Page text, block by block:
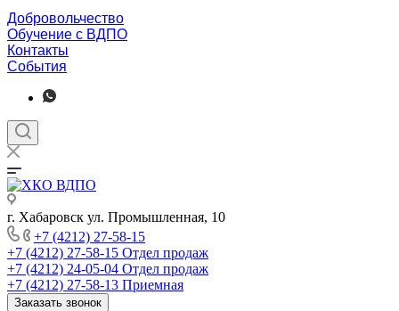
Добровольчество
Обучение с ВДПО
Контакты
События
г. Хабаровск ул. Промышленная, 10
+7 (4212) 27-58-15
+7 (4212) 27-58-15 Отдел продаж
+7 (4212) 24-05-04 Отдел продаж
+7 (4212) 27-58-13 Приемная
Заказать звонок